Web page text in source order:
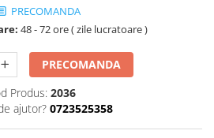
PRECOMANDA
48 - 72 ore ( zile lucratoare )
PRECOMANDA
Produs: 2036
ajutor? 0723525358